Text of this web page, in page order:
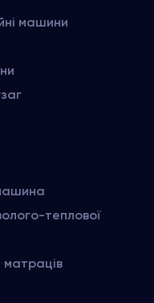
машини
теплової